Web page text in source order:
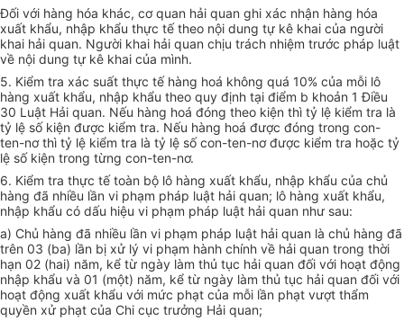
Đối với hàng hóa khác, cơ quan hải quan ghi xác nhận hàng hóa
xuất khẩu, nhập khẩu thực tế theo nội dung tự kê khai của người
khai hải quan. Người khai hải quan chịu trách nhiệm trước pháp luật
về nội dung tự kê khai của mình.
5. Kiểm tra xác suất thực tế hàng hoá không quá 10% của mỗi lô
hàng xuất khẩu, nhập khẩu theo quy định tại điểm b khoản 1 Điều
30 Luật Hải quan. Nếu hàng hoá đóng theo kiện thì tỷ lệ kiểm tra là
tỷ lệ số kiện được kiểm tra. Nếu hàng hoá được đóng trong con-
ten-nơ thì tỷ lệ kiểm tra là tỷ lệ số con-ten-nơ được kiểm tra hoặc tỷ
lệ số kiện trong từng con-ten-nơ.
6. Kiểm tra thực tế toàn bộ lô hàng xuất khẩu, nhập khẩu của chủ
hàng đã nhiều lần vi phạm pháp luật hải quan; lô hàng xuất khẩu,
nhập khẩu có dấu hiệu vi phạm pháp luật hải quan như sau:
a) Chủ hàng đã nhiều lần vi phạm pháp luật hải quan là chủ hàng đã
trên 03 (ba) lần bị xử lý vi phạm hành chính về hải quan trong thời
hạn 02 (hai) năm, kể từ ngày làm thủ tục hải quan đối với hoạt động
nhập khẩu và 01 (một) năm, kể từ ngày làm thủ tục hải quan đối với
hoạt động xuất khẩu với mức phạt của mỗi lần phạt vượt thẩm
quyền xử phạt của Chi cục trưởng Hải quan;